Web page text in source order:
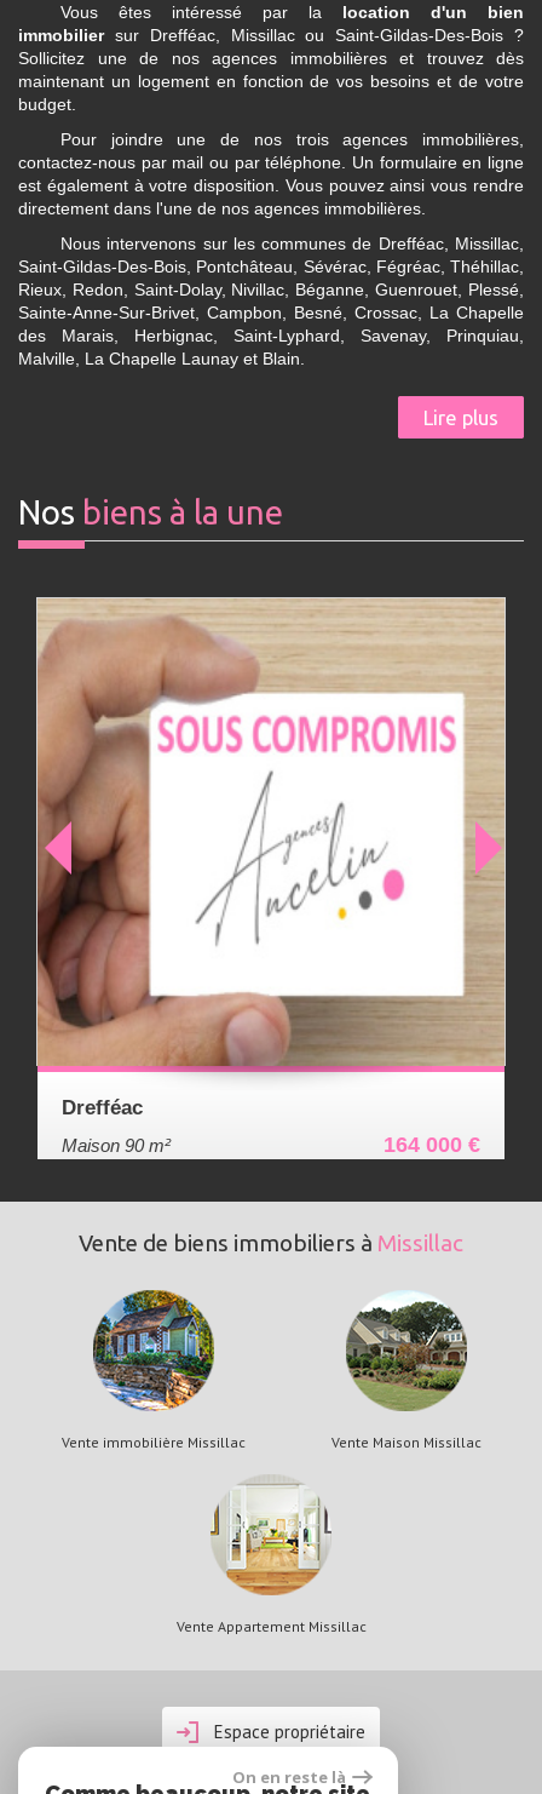
Vous êtes intéressé par la location d'un bien
immobilier sur Drefféac, Missillac ou Saint-Gildas-Des-Bois ?
Sollicitez une de nos agences immobilières et trouvez dès
maintenant un logement en fonction de vos besoins et de votre
budget.
Pour joindre une de nos trois agences immobilières,
contactez-nous par mail ou par téléphone. Un formulaire en ligne
est également à votre disposition. Vous pouvez ainsi vous rendre
directement dans l'une de nos agences immobilières.
Nous intervenons sur les communes de Drefféac, Missillac,
Saint-Gildas-Des-Bois, Pontchâteau, Sévérac, Fégréac, Théhillac,
Rieux, Redon, Saint-Dolay, Nivillac, Béganne, Guenrouet, Plessé,
Sainte-Anne-Sur-Brivet, Campbon, Besné, Crossac, La Chapelle
des Marais, Herbignac, Saint-Lyphard, Savenay, Prinquiau,
Malville, La Chapelle Launay et Blain.
Lire plus
Nos biens à la une
Drefféac
Maison 90 m² 164 000 €
Vente de biens immobiliers à Missillac
Vente immobilière Missillac Vente Maison Missillac
Vente Appartement Missillac
Espace propriétaire
On en reste là